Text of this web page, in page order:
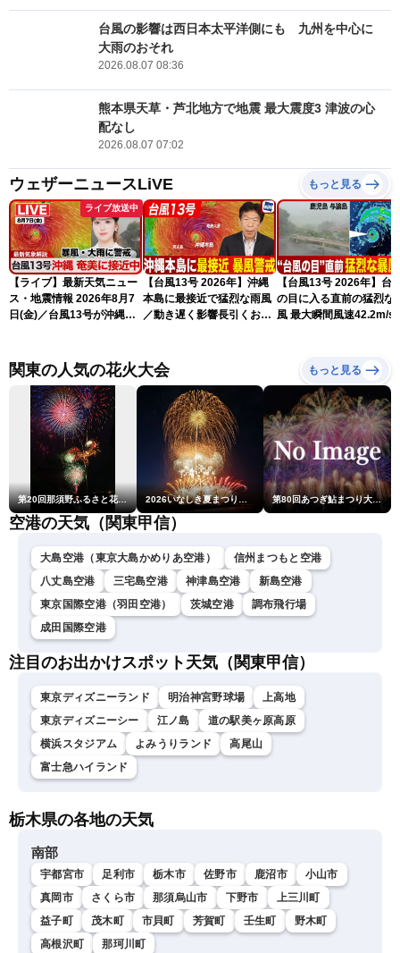
台風の影響は西日本太平洋側にも 九州を中心に
大雨のおそれ
2026.08.07 08:36
熊本県天草・芦北地方で地震 最大震度3 津波の心
配なし
2026.08.07 07:02
ウェザーニュースLiVE もっと見る
ライブ放送中
【ライブ】最新天気ニュー
ス・地震情報 2026年8月7
日(金)／台風13号が沖縄・
ュースLiVEアフタヌーン・
小林李衣奈／内藤邦裕〉
【台風13号 2026年】沖縄
本島に最接近で猛烈な雨風
／動き遅く影響長引くおそ
【台風13号 2026年】台
の目に入る直前の猛烈な
風 最大瞬間風速42.2m/s
関東の人気の花火大会 もっと見る
第20回那須野ふるさと花火大会 第80回あつぎ鮎まつり大花火大会
空港の天気（関東甲信）
大島空港（東京大島かめりあ空港）
信州まつもと空港
八丈島空港
三宅島空港 神津島空港
新島空港
東京国際空港（羽田空港）
茨城空港
調布飛行場
成田国際空港
注目のお出かけスポット天気（関東甲信）
東京ディズニーランド 明治神宮野球場
上高地
東京ディズニーシー
江ノ島
道の駅美ヶ原高原
横浜スタジアム
よみうりランド
高尾山
富士急ハイランド
栃木県の各地の天気
南部
宇都宮市 足利市 栃木市 佐野市 鹿沼市
小山市
真岡市
さくら市 那須烏山市 下野市
上三川町
益子町
茂木町 市貝町 芳賀町 壬生町
野木町
高根沢町
那珂川町